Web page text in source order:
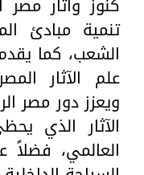
تنمية مبادئ
الشعب، كما
ويعزز دور مصر
الآثار الذي
العالمي،